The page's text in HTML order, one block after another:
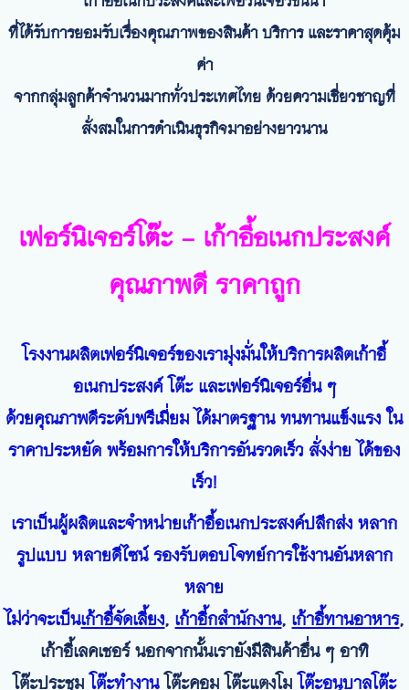
ที่ได้รับการยอมรับเรื่องคุณภาพของสินค้า บริการ และราคาสุดคุ้ม
ค่า
จากกลุ่มลูกค้าจำนวนมากทั่วประเทศไทย ด้วยความเชี่ยวชาญที่
สั่งสมในการดำเนินธุรกิจมาอย่างยาวนาน
เฟอร์นิเจอร์โต๊ะ - เก้าอี้อเนกประสงค์
คุณภาพดี ราคาถูก
โรงงานผลิตเฟอร์นิเจอร์ของเรามุ่งมั่นให้บริการผลิตเก้าอี้
อเนกประสงค์ โต๊ะ และเฟอร์นิเจอร์อื่น ๆ
ด้วยคุณภาพดีระดับพรีเมี่ยม ได้มาตรฐาน ทนทานแข็งแรง ใน
ราคาประหยัด พร้อมการให้บริการอันรวดเร็ว สั่งง่าย ได้ของ
เร็ว!
เราเป็นผู้ผลิตและจำหน่ายเก้าอี้อเนกประสงค์ปลีกส่ง หลาก
รูปแบบ หลายดีไซน์ รองรับตอบโจทย์การใช้งานอันหลาก
หลาย
ไม่ว่าจะเป็นเก้าอี้จัดเลี้ยง,เก้าอี้กสำนักงาน,เก้าอี้ทานอาหาร,
เก้าอี้เลคเชอร์ นอกจากนั้นเรายังมีสินค้าอื่น ๆ อาทิ